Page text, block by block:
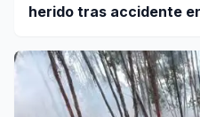
herido tras accidente